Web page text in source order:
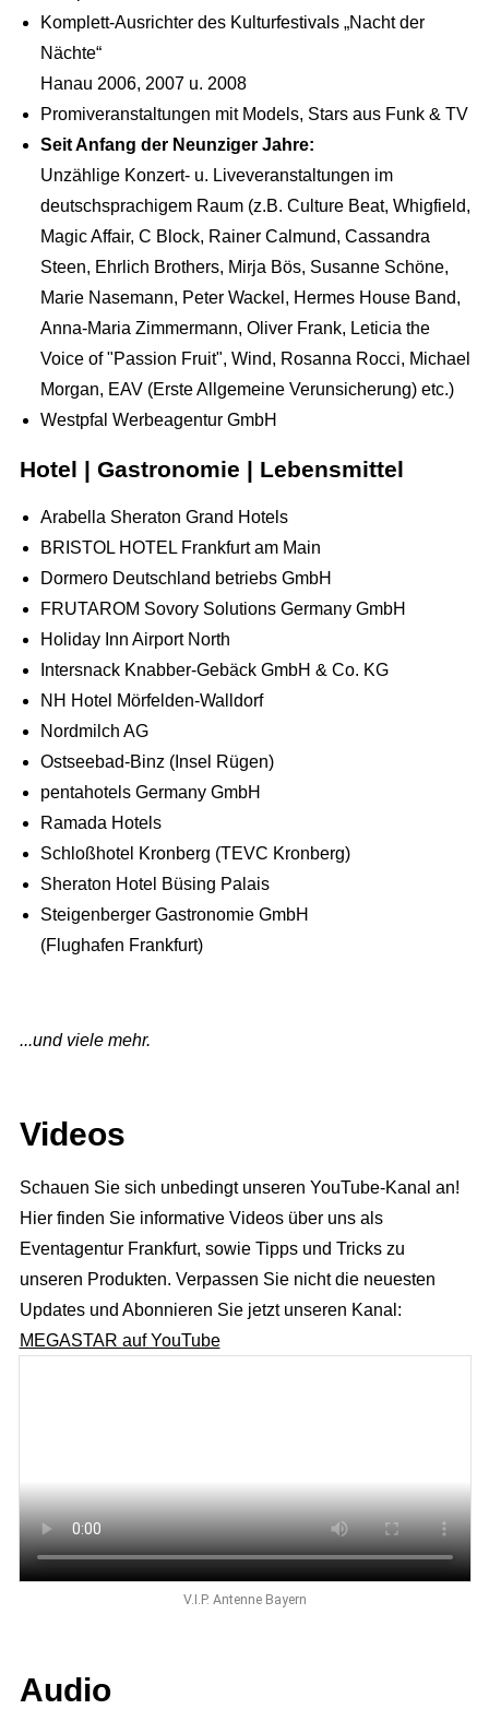
Komplett-Ausrichter des Kulturfestivals „Nacht der
Nächte“
Hanau 2006, 2007 u. 2008
Promiveranstaltungen mit Models, Stars aus Funk & TV
Seit Anfang der Neunziger Jahre:
Unzählige Konzert- u. Liveveranstaltungen im
deutschsprachigem Raum (z.B. Culture Beat, Whigfield,
Magic Affair, C Block, Rainer Calmund, Cassandra
Steen, Ehrlich Brothers, Mirja Bös, Susanne Schöne,
Marie Nasemann, Peter Wackel, Hermes House Band,
Anna-Maria Zimmermann, Oliver Frank, Leticia the
Voice of "Passion Fruit", Wind, Rosanna Rocci, Michael
Morgan, EAV (Erste Allgemeine Verunsicherung) etc.)
Westpfal Werbeagentur GmbH
Hotel | Gastronomie | Lebensmittel
Arabella Sheraton Grand Hotels
BRISTOL HOTEL Frankfurt am Main
Dormero Deutschland betriebs GmbH
FRUTAROM Sovory Solutions Germany GmbH
Holiday Inn Airport North
Intersnack Knabber-Gebäck GmbH & Co. KG
NH Hotel Mörfelden-Walldorf
Nordmilch AG
Ostseebad-Binz (Insel Rügen)
pentahotels Germany GmbH
Ramada Hotels
Schloßhotel Kronberg (TEVC Kronberg)
Sheraton Hotel Büsing Palais
Steigenberger Gastronomie GmbH
(Flughafen Frankfurt)
...und viele mehr.
Videos
Schauen Sie sich unbedingt unseren YouTube-Kanal an!
Hier finden Sie informative Videos über uns als
Eventagentur Frankfurt, sowie Tipps und Tricks zu
unseren Produkten. Verpassen Sie nicht die neuesten
Updates und Abonnieren Sie jetzt unseren Kanal:
MEGASTAR auf YouTube
V.I.P. Antenne Bayern
Audio